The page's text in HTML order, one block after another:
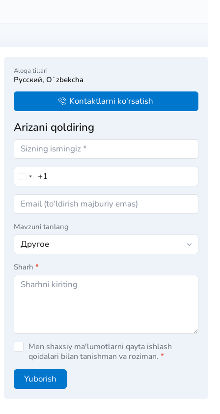
Aloqa tillari
Русский, Oʻzbekcha
Kontaktlarni ko'rsatish
Arizani qoldiring
Mavzuni tanlang
Sharh *
Men shaxsiy ma'lumotlarni qayta ishlash
qoidalari bilan tanishman va roziman. *
Yuborish